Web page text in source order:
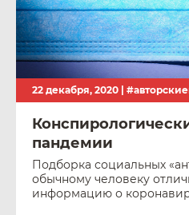
22 декабря, 2020 |
пандемии
Подборка социальных
обычному человеку
информацию о